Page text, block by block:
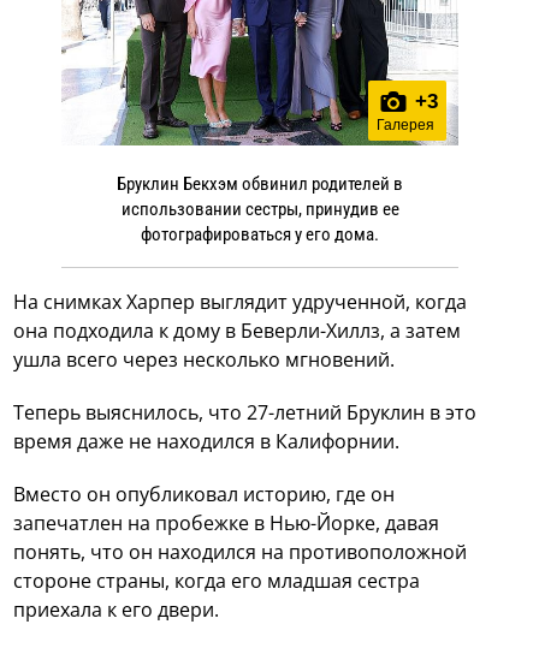
+3
Галерея
Бруклин Бекхэм обвинил родителей в
использовании сестры, принудив ее
фотографироваться у его дома.
На снимках Харпер выглядит удрученной, когда
она подходила к дому в Беверли-Хиллз, а затем
ушла всего через несколько мгновений.
Теперь выяснилось, что 27-летний Бруклин в это
время даже не находился в Калифорнии.
Вместо он опубликовал историю, где он
запечатлен на пробежке в Нью-Йорке, давая
понять, что он находился на противоположной
стороне страны, когда его младшая сестра
приехала к его двери.